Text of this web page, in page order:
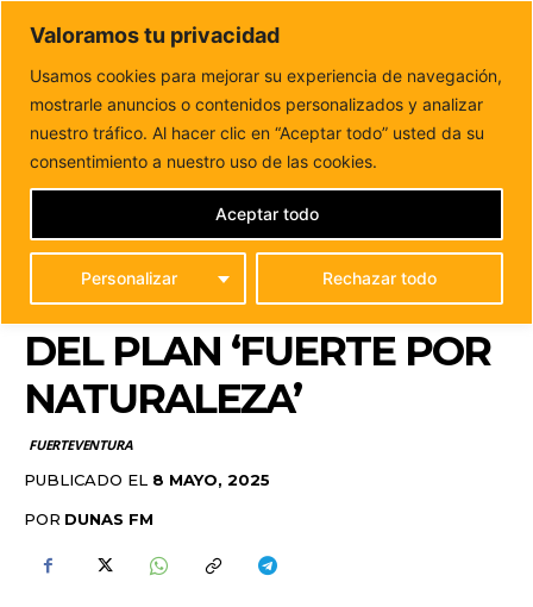
Valoramos tu privacidad
Usamos cookies para mejorar su experiencia de navegación,
mostrarle anuncios o contenidos personalizados y analizar
nuestro tráfico. Al hacer clic en “Aceptar todo” usted da su
consentimiento a nuestro uso de las cookies.
Personalizar Rechazar todo
Aceptar todo
DUNAS FM
Tu informacion de forma cercana
Inicio FUERTEVENTURA
Recta final de las obras del Paseo
Marítimo de Puerto del Rosario...
RECTA FINAL DE LAS
OBRAS DEL PASEO
MARÍTIMO DE PUERTO
DEL ROSARIO DENTRO
DEL PLAN ‘FUERTE POR
NATURALEZA’
FUERTEVENTURA
PUBLICADO EL 8 MAYO, 2025
POR DUNAS FM